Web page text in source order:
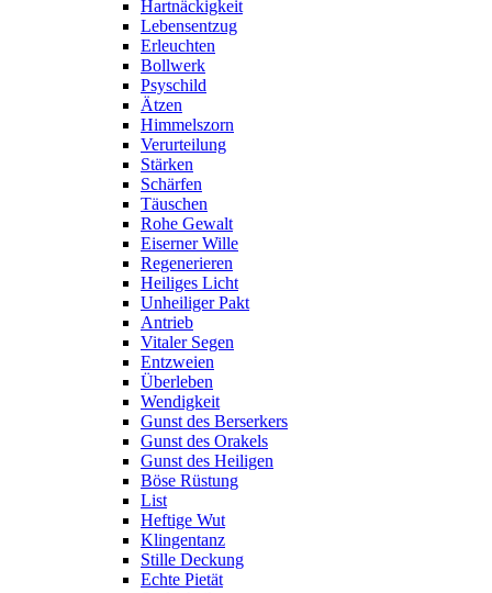
Hartnäckigkeit
Lebensentzug
Erleuchten
Bollwerk
Psyschild
Ätzen
Himmelszorn
Verurteilung
Stärken
Schärfen
Täuschen
Rohe Gewalt
Eiserner Wille
Regenerieren
Heiliges Licht
Unheiliger Pakt
Antrieb
Vitaler Segen
Entzweien
Überleben
Wendigkeit
Gunst des Berserkers
Gunst des Orakels
Gunst des Heiligen
Böse Rüstung
List
Heftige Wut
Klingentanz
Stille Deckung
Echte Pietät